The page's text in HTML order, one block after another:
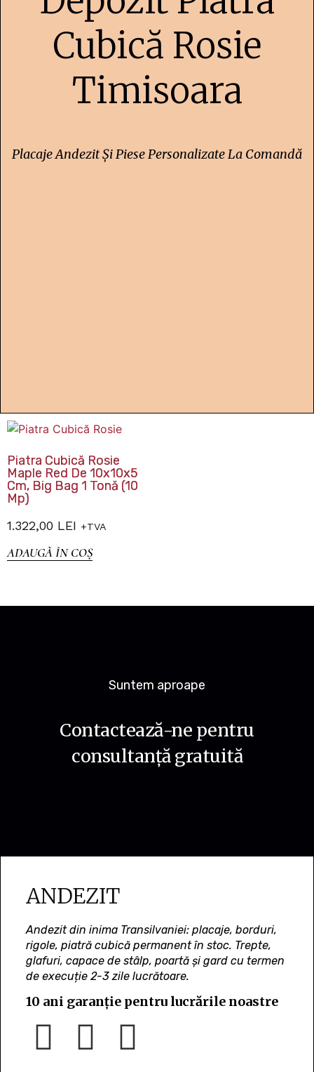
Cubică Rosie
Timisoara
Placaje Andezit Și Piese Personalizate La Comandă
Piatra Cubică Rosie
Maple Red De 10x10x5
Cm, Big Bag 1 Tonă (10
Mp)
1.322,00 LEI +TVA
ADAUGĂ ÎN COȘ
Suntem aproape
Contactează-ne pentru
consultanță gratuită
ANDEZIT
Andezit din inima Transilvaniei: placaje, borduri,
rigole, piatră cubică permanent în stoc. Trepte,
glafuri, capace de stâlp, poartă și gard cu termen
de execuție 2-3 zile lucrătoare.
10 ani garanție pentru lucrările noastre